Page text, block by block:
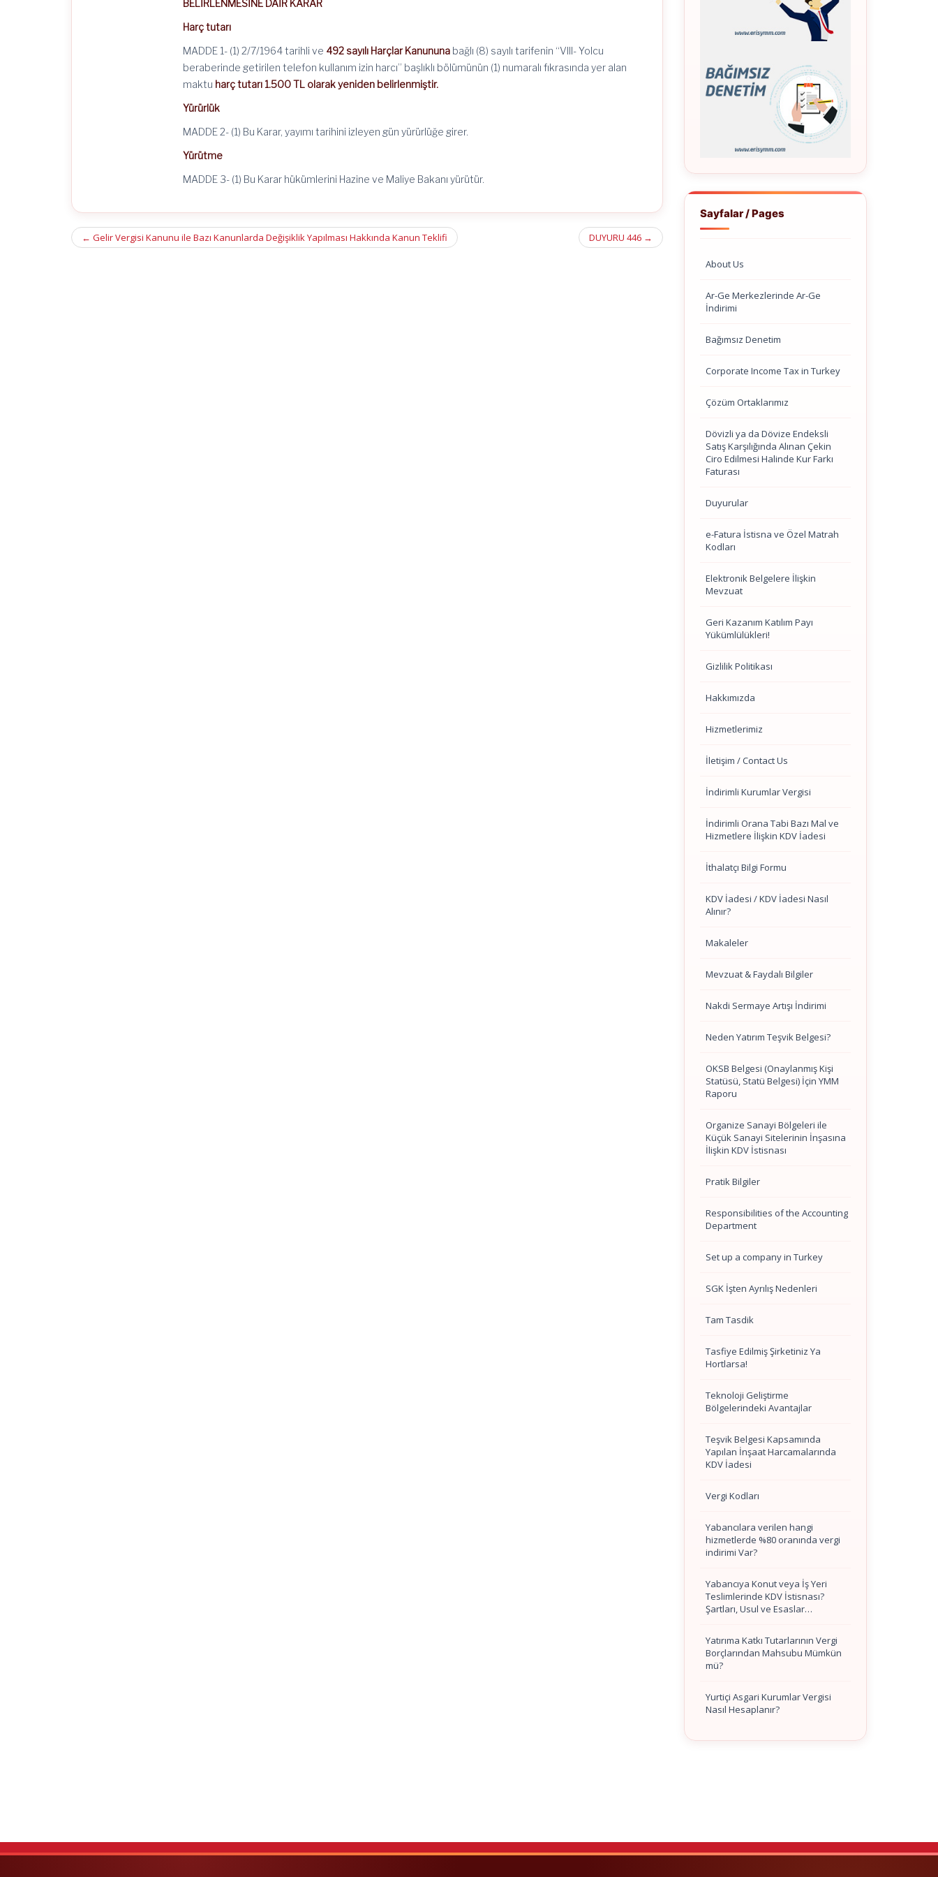
BELİRLENMESİNE DAİR KARAR
Harç tutarı
MADDE 1- (1) 2/7/1964 tarihli ve 492 sayılı Harçlar Kanununa bağlı (8) sayılı tarifenin “VIII- Yolcu
beraberinde getirilen telefon kullanım izin harcı” başlıklı bölümünün (1) numaralı fıkrasında yer alan
maktu harç tutarı 1.500 TL olarak yeniden belirlenmiştir.
Yürürlük
MADDE 2- (1) Bu Karar, yayımı tarihini izleyen gün yürürlüğe girer.
Yürütme
MADDE 3- (1) Bu Karar hükümlerini Hazine ve Maliye Bakanı yürütür.
Post
← Gelir Vergisi Kanunu ile Bazı Kanunlarda Değişiklik Yapılması Hakkında Kanun Teklifi DUYURU 446 →
Sayfalar / Pages
About Us
Ar-Ge Merkezlerinde Ar-Ge
İndirimi
Bağımsız Denetim
Corporate Income Tax in Turkey
Çözüm Ortaklarımız
Dövizli ya da Dövize Endeksli
Satış Karşılığında Alınan Çekin
Ciro Edilmesi Halinde Kur Farkı
Faturası
Duyurular
e-Fatura İstisna ve Özel Matrah
Kodları
Elektronik Belgelere İlişkin
Mevzuat
Geri Kazanım Katılım Payı
Yükümlülükleri!
Gizlilik Politikası
Hakkımızda
Hizmetlerimiz
İletişim / Contact Us
İndirimli Kurumlar Vergisi
İndirimli Orana Tabi Bazı Mal ve
Hizmetlere İlişkin KDV İadesi
İthalatçı Bilgi Formu
KDV İadesi / KDV İadesi Nasıl
Alınır?
Makaleler
Mevzuat & Faydalı Bilgiler
Nakdi Sermaye Artışı İndirimi
Neden Yatırım Teşvik Belgesi?
OKSB Belgesi (Onaylanmış Kişi
Statüsü, Statü Belgesi) İçin YMM
Raporu
Organize Sanayi Bölgeleri ile
Küçük Sanayi Sitelerinin İnşasına
İlişkin KDV İstisnası
Pratik Bilgiler
Responsibilities of the Accounting
Department
Set up a company in Turkey
SGK İşten Ayrılış Nedenleri
Tam Tasdik
Tasfiye Edilmiş Şirketiniz Ya
Hortlarsa!
Teknoloji Geliştirme
Bölgelerindeki Avantajlar
Teşvik Belgesi Kapsamında
Yapılan İnşaat Harcamalarında
KDV İadesi
Vergi Kodları
Yabancılara verilen hangi
hizmetlerde %80 oranında vergi
indirimi Var?
Yabancıya Konut veya İş Yeri
Teslimlerinde KDV İstisnası?
Şartları, Usul ve Esaslar…
Yatırıma Katkı Tutarlarının Vergi
Borçlarından Mahsubu Mümkün
mü?
Yurtiçi Asgari Kurumlar Vergisi
Nasıl Hesaplanır?